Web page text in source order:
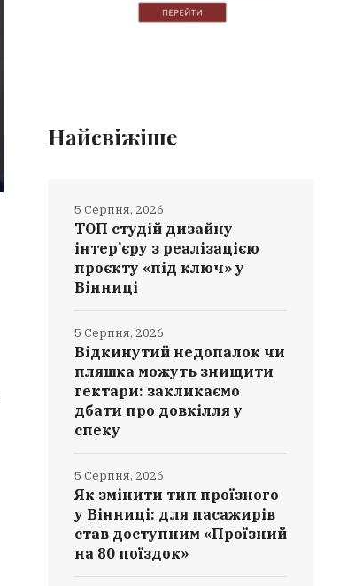
Найсвіжіше
ТОП студій дизайну
інтер’єру з реалізацією
проєкту «під ключ» у
Вінниці
5 Серпня, 2026
Відкинутий недопалок чи
пляшка можуть знищити
гектари: закликаємо
дбати про довкілля у
спеку
5 Серпня, 2026
Як змінити тип проїзного
у Вінниці: для пасажирів
став доступним «Проїзний
на 80 поїздок»
5 Серпня, 2026